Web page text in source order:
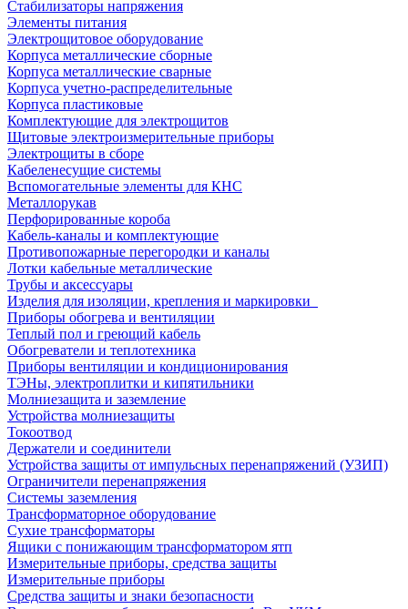
Стабилизаторы напряжения
Элементы питания
Электрощитовое оборудование
Корпуса металлические сборные
Корпуса металлические сварные
Корпуса учетно-распределительные
Корпуса пластиковые
Комплектующие для электрощитов
Щитовые электроизмерительные приборы
Электрощиты в сборе
Кабеленесущие системы
Вспомогательные элементы для КНС
Металлорукав
Перфорированные короба
Кабель-каналы и комплектующие
Противопожарные перегородки и каналы
Лотки кабельные металлические
Трубы и аксессуары
Изделия для изоляции, крепления и маркировки
Приборы обогрева и вентиляции
Теплый пол и греющий кабель
Обогреватели и теплотехника
Приборы вентиляции и кондиционирования
ТЭНы, электроплитки и кипятильники
Молниезащита и заземление
Устройства молниезащиты
Токоотвод
Держатели и соединители
Устройства защиты от импульсных перенапряжений (УЗИП)
Ограничители перенапряжения
Системы заземления
Трансформаторное оборудование
Сухие трансформаторы
Ящики с понижающим трансформатором ятп
Измерительные приборы, средства защиты
Измерительные приборы
Средства защиты и знаки безопасности